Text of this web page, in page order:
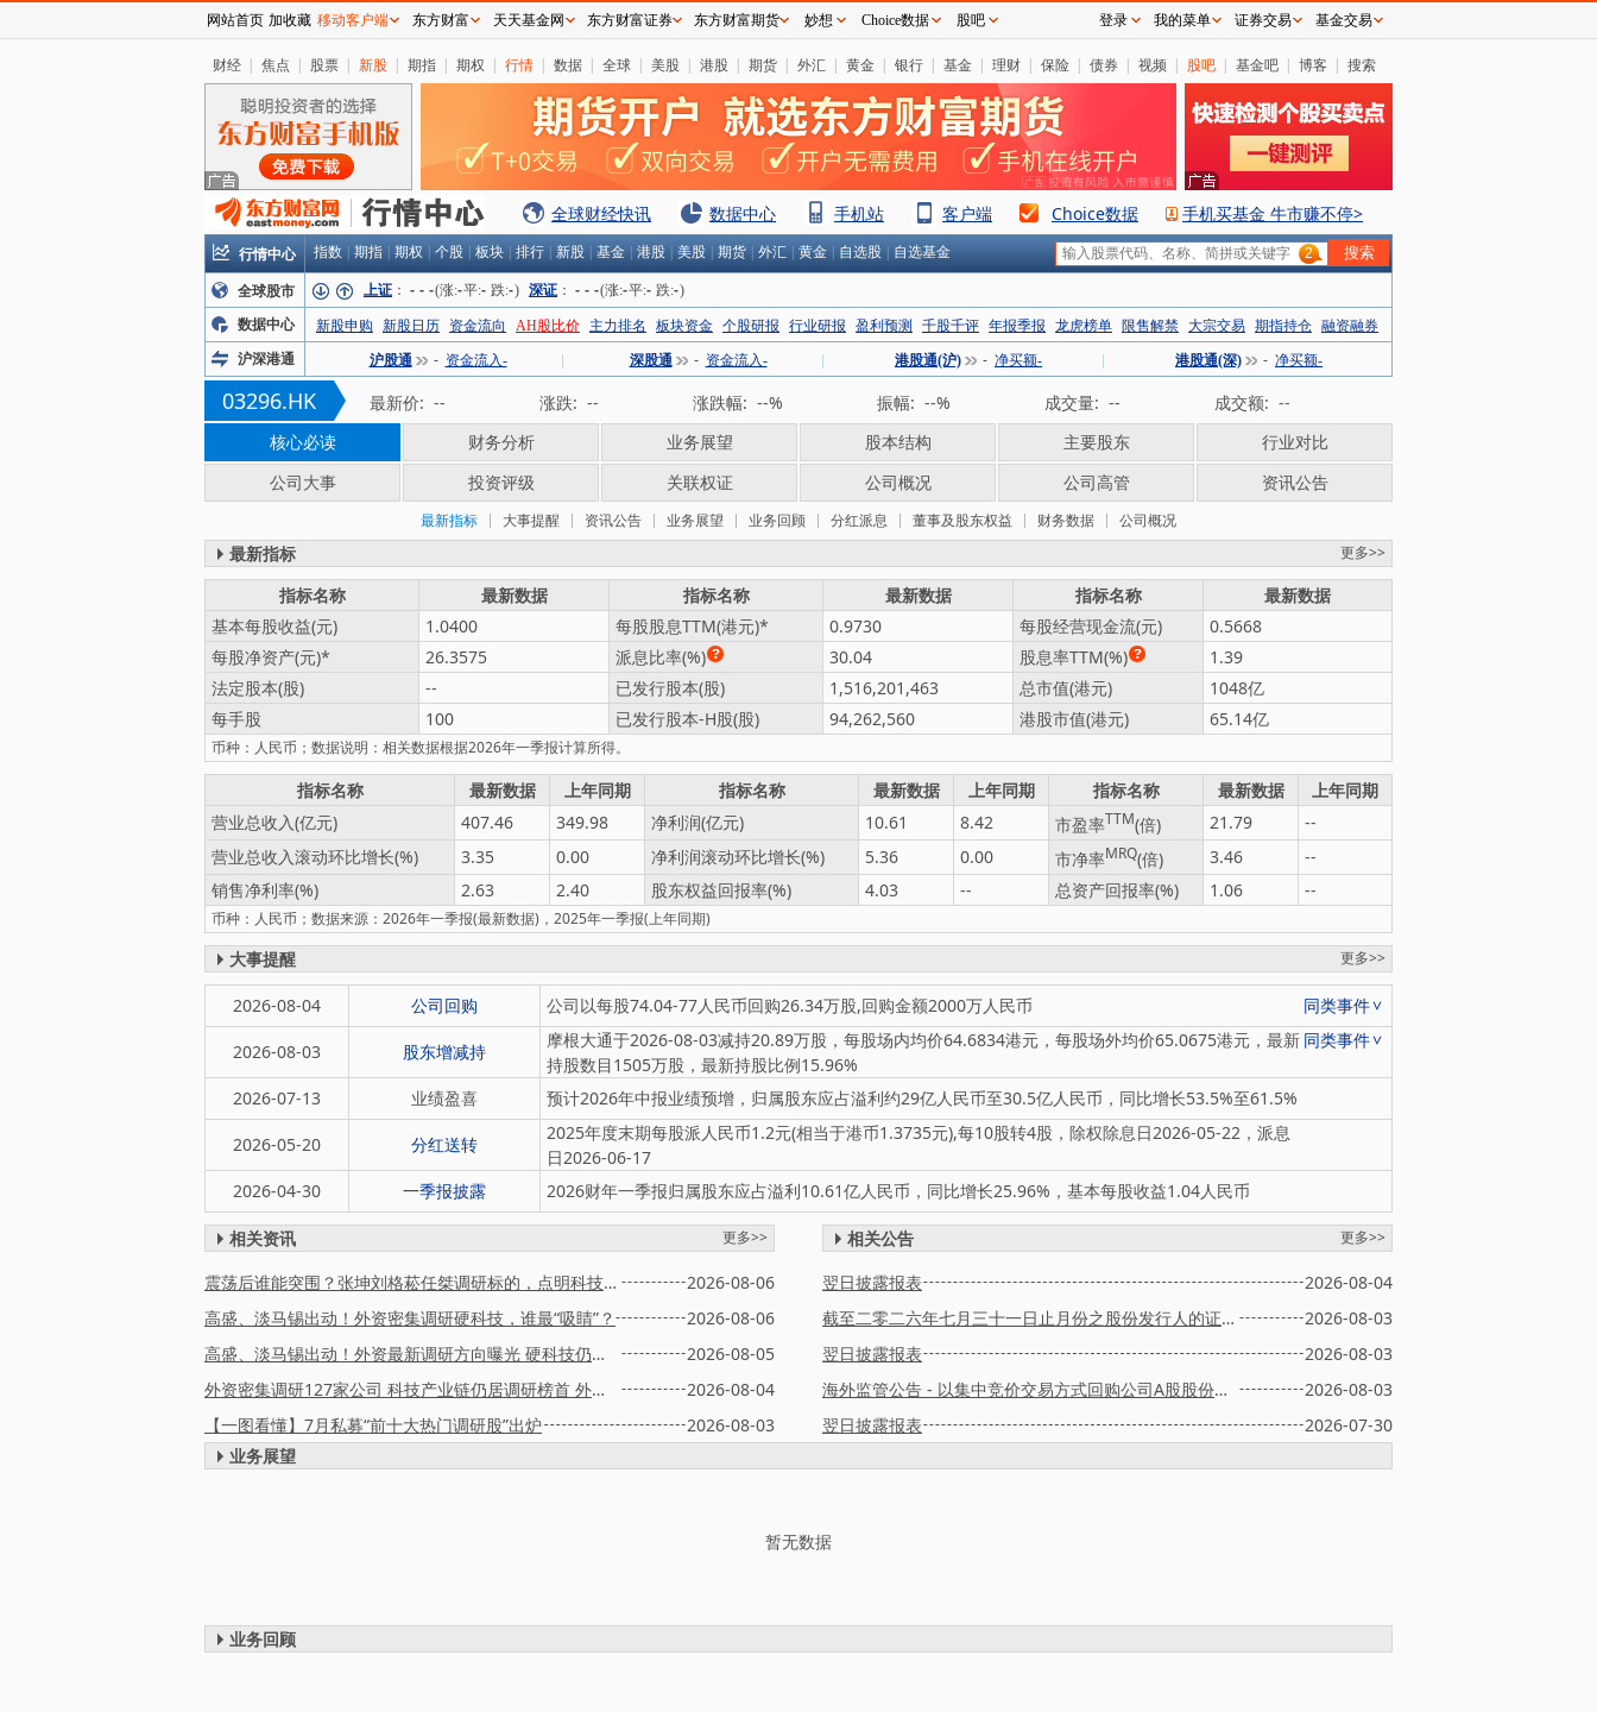
财经 | 焦点 | 股票 | 新股 | 期指 | 期权 | 行情 | 数据 | 全球 | 美股 | 港股 | 期货 | 外汇 | 黄金 | 银行 | 基金 | 理财 | 保险 | 债券 | 视频 | 股吧 | 基金吧 | 博客 | 搜索
全球财经快讯 数据中心 手机站 客户端 Choice数据 手机买基金 牛市赚不停>
行情中心 指数 期指 期权 个股 板块 排行 新股 基金 港股 美股 期货 外汇 黄金 自选股 自选基金 2
全球股市 上证 ： - - -(涨:-平:- 跌:-) 深证 ： - - -(涨:-平:- 跌:-)
数据中心 新股申购 新股日历 资金流向 AH股比价 主力排名 板块资金 个股研报 行业研报 盈利预测 千股千评 年报季报 龙虎榜单 限售解禁 大宗交易 期指持仓 融资融券
沪深港通
沪股通 - 资金流入- 深股通 - 资金流入- 港股通(沪) - 净买额- 港股通(深) - 净买额-
03296.HK 最新价: -- 涨跌: -- 涨跌幅: --% 振幅: --% 成交量: -- 成交额: --
核心必读
财务分析 业务展望 股本结构 主要股东
行业对比
公司大事
投资评级 关联权证 公司概况 公司高管 资讯公告
最新指标 大事提醒 资讯公告 业务展望 业务回顾 分红派息 董事及股东权益 财务数据 公司概况
最新指标 更多>>
指标名称 最新数据 指标名称 最新数据 指标名称
最新数据
基本每股收益(元)
1.0400 每股股息TTM(港元) 0.9730 每股经营现金流(元)
0.5668
每股净资产(元)
26.3575 派息比率(%) 30.04 股息率TTM(%)
1.39
法定股本(股)
-- 已发行股本(股) 1,516,201,463 总市值(港元)
1048亿
每手股
100 已发行股本-H股(股) 94,262,560 港股市值(港元) 65.14亿
币种：人民币；数据说明：相关数据根据2026年一季报计算所得。
指标名称 最新数据 上年同期 指标名称 最新数据 上年同期 指标名称 最新数据
上年同期
营业总收入(亿元)
407.46 349.98 净利润(亿元) 10.61 8.42 市盈率TTM(倍) 21.79
--
营业总收入滚动环比增长(%)
3.35 0.00 净利润滚动环比增长(%) 5.36 0.00 市净率MRQ(倍) 3.46
--
销售净利率(%)
2.63 2.40 股东权益回报率(%) 4.03 -- 总资产回报率(%) 1.06 --
币种：人民币；数据来源：2026年一季报(最新数据)，2025年一季报(上年同期)
大事提醒 更多>>
2026-08-04 公司回购 公司以每股74.04-77人民币回购26.34万股,回购金额2000万人民币 同类事件
2026-08-03 股东增减持
摩根大通于2026-08-03减持20.89万股，每股场内均价64.6834港元，每股场外均价65.0675港元，最新
持股数目1505万股，最新持股比例15.96%
同类事件
2026-07-13 业绩盈喜 预计2026年中报业绩预增，归属股东应占溢利约29亿人民币至30.5亿人民币，同比增长53.5%至61.5%
2026-05-20 分红送转
2025年度末期每股派人民币1.2元(相当于港币1.3735元),每10股转4股，除权除息日2026-05-22，派息
日2026-06-17
2026-04-30
一季报披露 2026财年一季报归属股东应占溢利10.61亿人民币，同比增长25.96%，基本每股收益1.04人民币
相关资讯 更多>>
震荡后谁能突围？张坤刘格菘任桀调研标的，点明科技股方向
2026-08-06
高盛、淡马锡出动！外资密集调研硬科技，谁最“吸睛”？
2026-08-06
高盛、淡马锡出动！外资最新调研方向曝光 硬科技仍是焦点
2026-08-05
外资密集调研127家公司 科技产业链仍居调研榜首 外资又如何看A股？
2026-08-04
【一图看懂】7月私募“前十大热门调研股”出炉
2026-08-03
相关公告 更多>>
翌日披露报表
2026-08-04
截至二零二六年七月三十一日止月份之股份发行人的证券变动月报表
2026-08-03
翌日披露报表
2026-08-03
海外监管公告 - 以集中竞价交易方式回购公司A股股份的进展公告
2026-08-03
翌日披露报表
2026-07-30
业务展望
暂无数据
业务回顾
网站首页 加收藏 移动客户端 东方财富 天天基金网 东方财富证券 东方财富期货 妙想 Choice数据 股吧 登录 我的菜单 证券交易 基金交易